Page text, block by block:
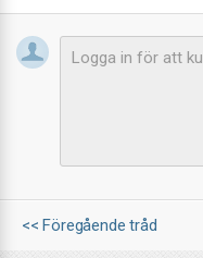
<< Föregående tråd